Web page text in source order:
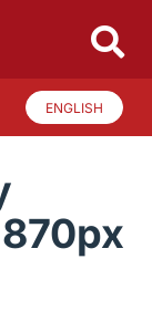
ENGLISH